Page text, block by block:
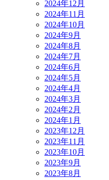
2024年12月
2024年11月
2024年10月
2024年9月
2024年8月
2024年7月
2024年6月
2024年5月
2024年4月
2024年3月
2024年2月
2024年1月
2023年12月
2023年11月
2023年10月
2023年9月
2023年8月